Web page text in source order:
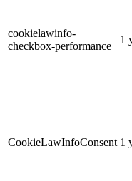
cookielawinfo-
checkbox-performance
1
CookieLawInfoConsent 1